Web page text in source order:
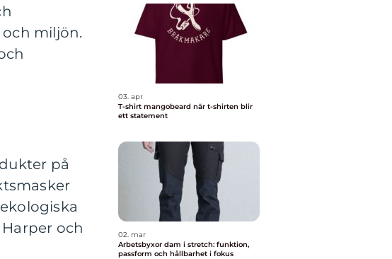
miljön.
på
och
03. apr
T-shirt mangobeard när t-shirten blir
ett statement
02. mar
Arbetsbyxor dam i stretch: funktion,
passform och hållbarhet i fokus